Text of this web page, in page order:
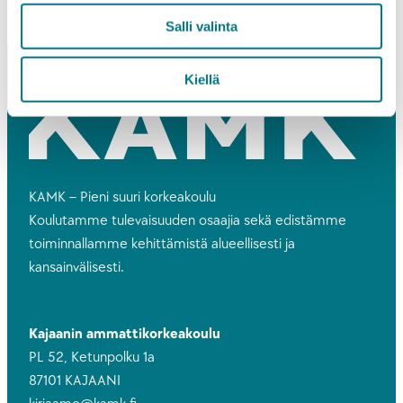
Salli valinta
Kiellä
KAMK – Pieni suuri korkeakoulu
Koulutamme tulevaisuuden osaajia sekä edistämme
toiminnallamme kehittämistä alueellisesti ja
kansainvälisesti.
Kajaanin ammattikorkeakoulu
PL 52, Ketunpolku 1a
87101 KAJAANI